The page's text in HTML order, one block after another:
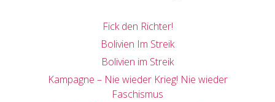
Fick den Richter!
Bolivien Im Streik
Bolivien im Streik
Kampagne – Nie wieder Krieg! Nie wieder
Faschismus